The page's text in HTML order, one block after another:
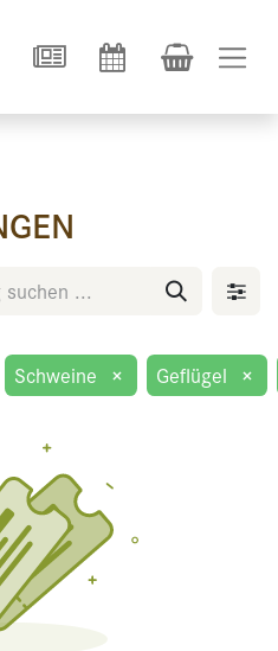
Schweine × Geflügel ×